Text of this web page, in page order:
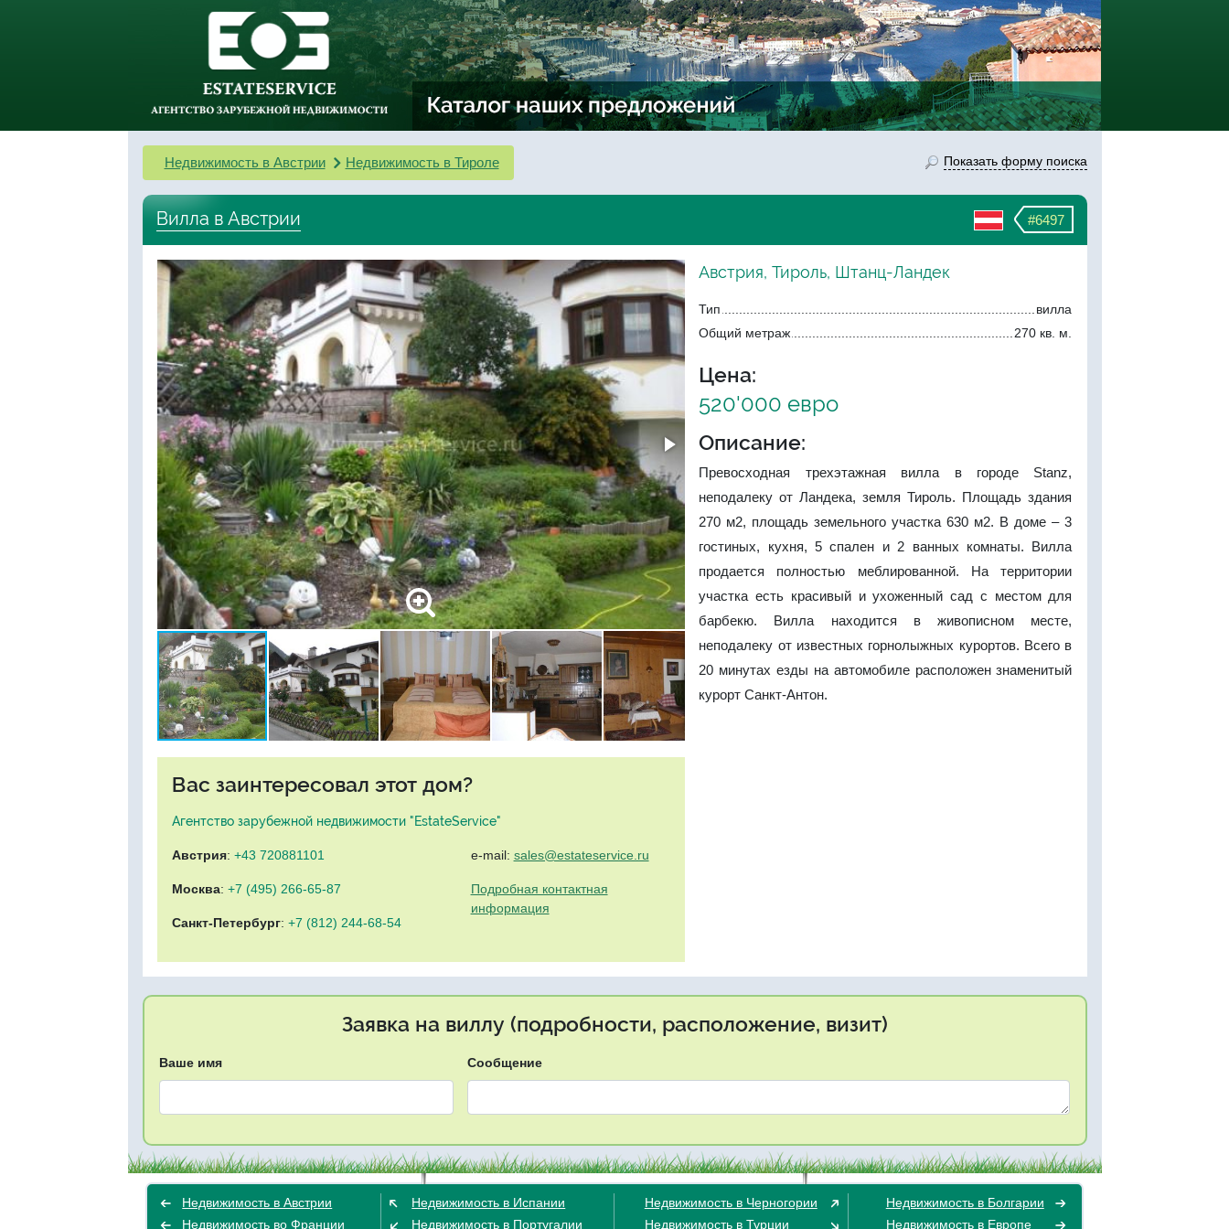
Недвижимость в Австрии Недвижимость в Тироле Показать форму поиска
#6497
Вилла в Австрии
Вас заинтересовал этот дом?
Агентство зарубежной недвижимости "EstateService"
Австрия: +43 720881101
Москва: +7 (495) 266-65-87
Санкт-Петербург: +7 (812) 244-68-54
e-mail: sales@estateservice.ru
Подробная контактная
информация
Австрия, Тироль, Штанц-Ландек
Тип
вилла
Общий метраж
270 кв. м.
Цена:
520'000 евро
Описание:
Превосходная трехэтажная вилла в городе Stanz,
неподалеку от Ландека, земля Тироль. Площадь здания
270 м2, площадь земельного участка 630 м2. В доме – 3
гостиных, кухня, 5 спален и 2 ванных комнаты. Вилла
продается полностью меблированной. На территории
участка есть красивый и ухоженный сад с местом для
барбекю. Вилла находится в живописном месте,
неподалеку от известных горнолыжных курортов. Всего в
20 минутах езды на автомобиле расположен знаменитый
курорт Санкт-Антон.
Заявка на виллу (подробности, расположение, визит)
Ваше имя Сообщение
Недвижимость в Австрии
Недвижимость во Франции
Недвижимость в Испании
Недвижимость в Португалии
Недвижимость в Черногории
Недвижимость в Турции
Недвижимость в Болгарии
Недвижимость в Европе